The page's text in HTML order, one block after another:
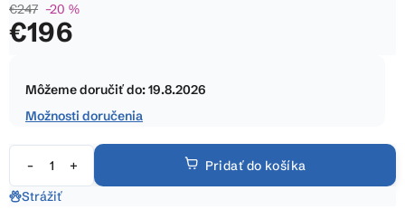
4,8
z
€247 –20 %
€196
cena:
Môžeme doručiť do:19.8.2026
Možnosti doručenia
Pridať do košíka
Strážiť